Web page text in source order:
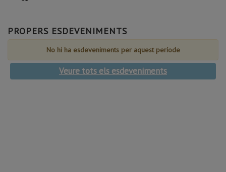
de
PROPERS ESDEVENIMENTS
No hi ha esdeveniments per aquest període
Veure tots els esdeveniments